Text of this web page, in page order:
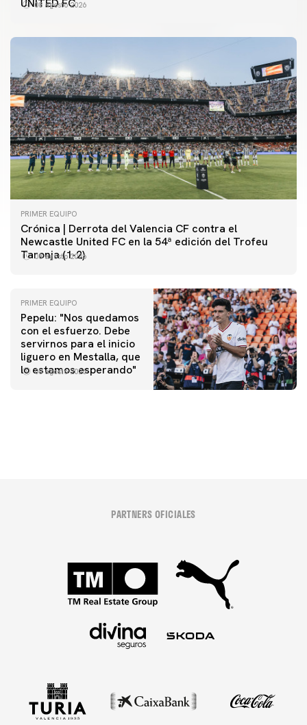
UNITED FC
08 agosto 2026
PRIMER EQUIPO
Crónica | Derrota del Valencia CF contra el
Newcastle United FC en la 54ª edición del Trofeu
Taronja (1-2)
08 agosto 2026
PRIMER EQUIPO
Pepelu: "Nos quedamos
con el esfuerzo. Debe
servirnos para el inicio
liguero en Mestalla, que
lo estamos esperando"
08 agosto 2026
PRIMER EQUIPO
Las fotos del Valencia CF-Newcastle United FC
PRIMER EQUIPO
MESTALLA 📍
PARTNERS OFICIALES